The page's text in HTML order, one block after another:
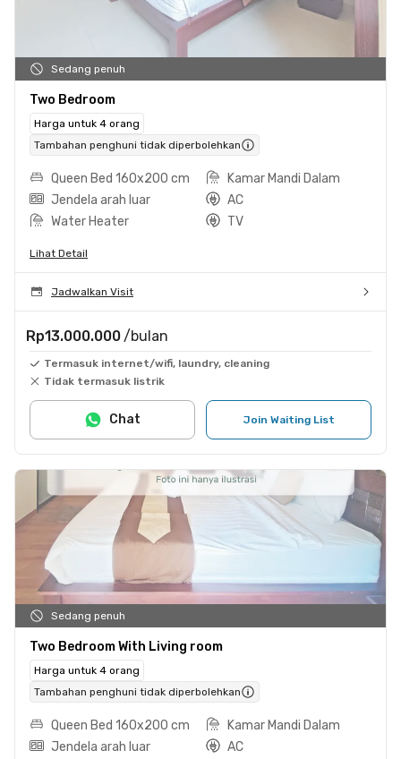
Sedang penuh
Two Bedroom
Harga untuk 4 orang
Tambahan penghuni tidak diperbolehkan
Queen Bed 160x200 cm
Kamar Mandi Dalam
Jendela arah luar
AC
Water Heater
TV
Lihat Detail
Jadwalkan Visit
Rp13.000.000 /bulan
Termasuk internet/wifi, laundry, cleaning
Tidak termasuk listrik
Join Waiting List
Chat
Sedang penuh
Two Bedroom With Living room
Harga untuk 4 orang
Tambahan penghuni tidak diperbolehkan
Queen Bed 160x200 cm
Kamar Mandi Dalam
Jendela arah luar
AC